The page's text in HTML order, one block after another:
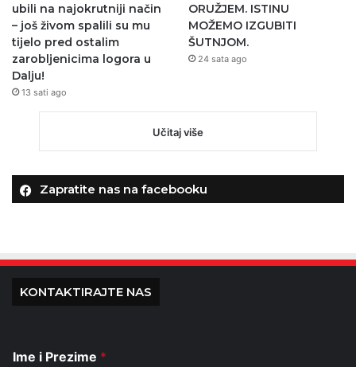
ubili na najokrutniji način
– još živom spalili su mu
tijelo pred ostalim
zarobljenicima logora u
Dalju!
13 sati ago
ORUŽJEM. ISTINU
MOŽEMO IZGUBITI
ŠUTNJOM.
24 sata ago
Učitaj više
Zapratite nas na facebooku
KONTAKTIRAJTE NAS
Ime i Prezime *